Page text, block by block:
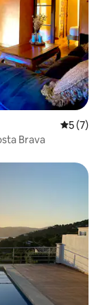
5 (7)
Brava